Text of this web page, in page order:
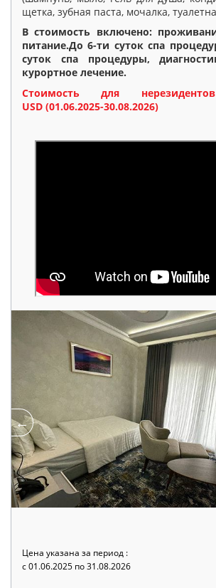
щетка, зубная паста, мочалка,
В стоимость включено:
питание.До 6-ти суток спа
суток спа процедуры,
курортное лечение.
Стоимость для
USD (01.06.2025-30.08.2026)
Цена указана за период :
c 01.06.2025 по 31.08.2026